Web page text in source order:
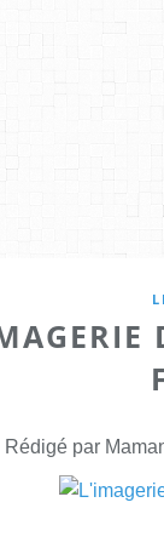
Rédigé par